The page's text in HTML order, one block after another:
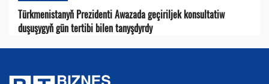
Türkmenistanyň Prezidenti Awazada geçiriljek konsultatiw
duşuşygyň gün tertibi bilen tanyşdyrdy